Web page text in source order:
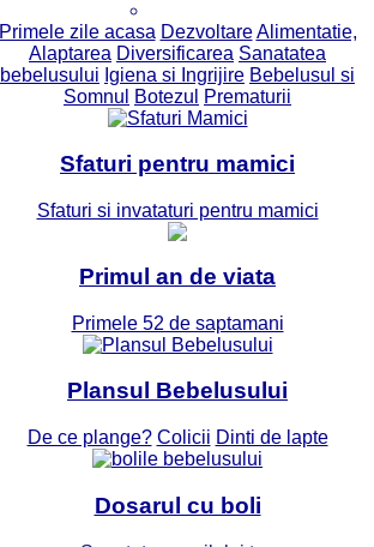
Primele zile acasa Dezvoltare Alimentatie,
Alaptarea Diversificarea Sanatatea
bebelusului Igiena si Ingrijire Bebelusul si
Somnul
Botezul Prematurii
Sfaturi pentru mamici
Sfaturi si invataturi pentru mamici
Primul an de viata
Primele 52 de saptamani
Plansul Bebelusului
De ce plange? Colicii Dinti de lapte
Dosarul cu boli